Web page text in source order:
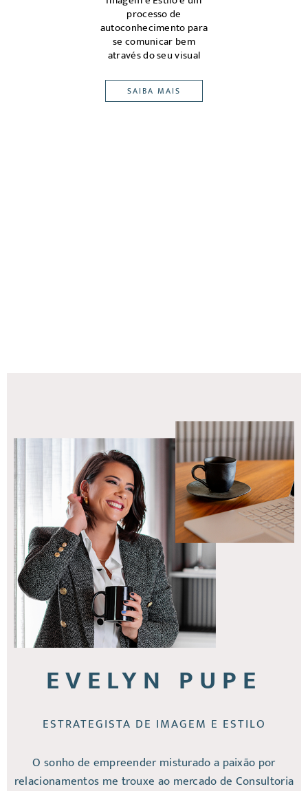
processo de
autoconhecimento para
se comunicar bem
através do seu visual
SAIBA MAIS
EVELYN PUPE
ESTRATEGISTA DE IMAGEM E ESTILO
O sonho de empreender misturado a paixão por
relacionamentos me trouxe ao mercado de Consultoria